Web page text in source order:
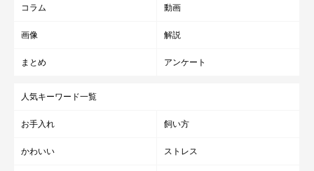
コラム 動画
画像 解説
まとめ アンケート
人気キーワード一覧
お手入れ 飼い方
かわいい ストレス